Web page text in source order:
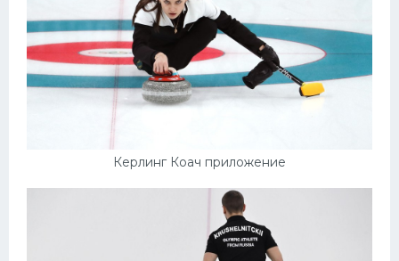
Керлинг Коач приложение